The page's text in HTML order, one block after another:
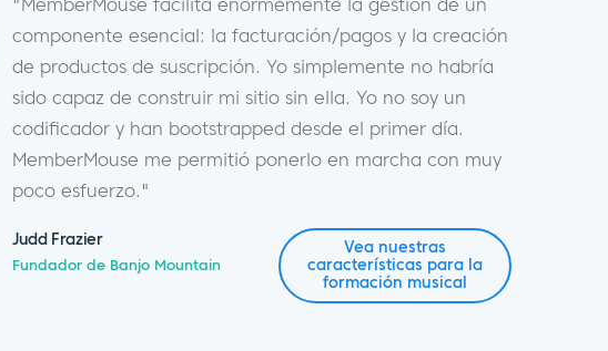
componente esencial: la facturación/pagos y la creación
de productos de suscripción. Yo simplemente no habría
sido capaz de construir mi sitio sin ella. Yo no soy un
codificador y han bootstrapped desde el primer día.
MemberMouse me permitió ponerlo en marcha con muy
poco esfuerzo."
Judd Frazier
Fundador de Banjo Mountain
Vea nuestras
características para la
formación musical